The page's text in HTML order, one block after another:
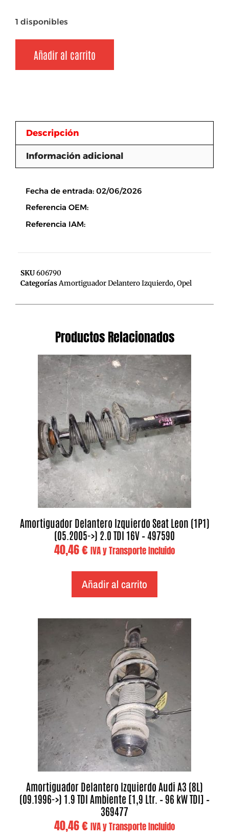
1 disponibles
Añadir al carrito
Descripción
Información adicional
Fecha de entrada: 02/06/2026
Referencia OEM:
Referencia IAM:
SKU606790
CategoríasAmortiguador Delantero Izquierdo, Opel
Productos Relacionados
Amortiguador Delantero Izquierdo Seat Leon (1P1)
(05.2005->) 2.0 TDI 16V – 497590
40,46€ IVA y Transporte Incluido
Añadir al carrito
Amortiguador Delantero Izquierdo Audi A3 (8L)
(09.1996->) 1.9 TDI Ambiente [1,9 Ltr. – 96 kW TDI] –
369477
40,46€ IVA y Transporte Incluido